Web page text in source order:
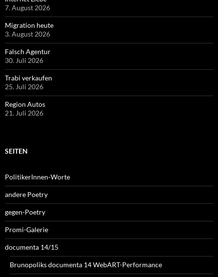
7. August 2026
Migration heute
3. August 2026
Falsch Agentur
30. Juli 2026
Trabi verkaufen
25. Juli 2026
Region Autos
21. Juli 2026
SEITEN
PolitikerInnen-Worte
andere Poetry
gegen-Poetry
Promi-Galerie
documenta 14/15
Brunopoliks documenta 14 WebART-Performance